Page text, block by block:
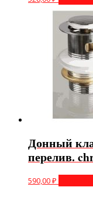
Донный
перелив.
590,00₽